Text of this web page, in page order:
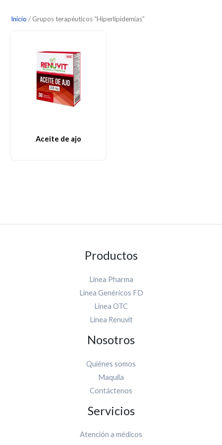
Inicio / Grupos terapéuticos “Hiperlipidemias”
Aceite de ajo
Productos
Línea Pharma
Linea Genéricos FD
Línea OTC
Línea Renuvit
Nosotros
Quiénes somos
Maquila
Contáctenos
Servicios
Atención a médicos